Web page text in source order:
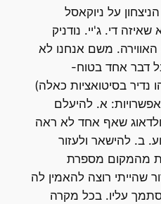
על ניוקאסל
די. ג'יי. נודניק
משם אנחנו לא
דבר אחד בטוח-
בסיטואציות כאלה)
אפשרויות: א. להיעלם
שאף אחד לא ראה
ב. להישאר ולעזור
מהמקום מספרת
שהייתי רוצה להאמין לה
עליו. בכל מקרה